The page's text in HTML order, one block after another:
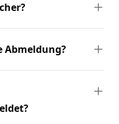
Abmeldung?